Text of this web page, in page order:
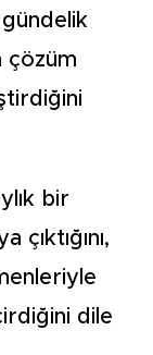
gündelik
çözüm
bir
çıktığını,
dile